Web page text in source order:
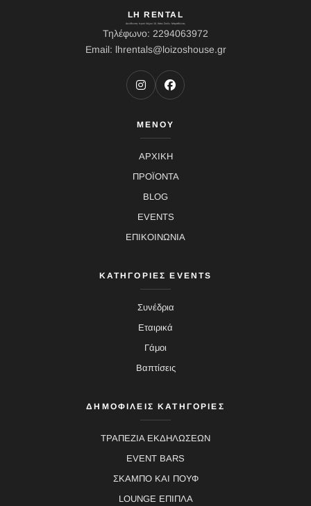
LH RENTAL
Διεύθυνση: Ιερού Λόχου 10, Κάτω Σούλι, Μαραθώνας
Τηλέφωνο: 2294063972
Email: lhrentals@loizoshouse.gr
ΜΕΝΟΥ
ΑΡΧΙΚΗ
ΠΡΟΪΟΝΤΑ
BLOG
EVENTS
ΕΠΙΚΟΙΝΩΝΙΑ
ΚΑΤΗΓΟΡΙΕΣ EVENTS
Συνέδρια
Εταιρικά
Γάμοι
Βαπτίσεις
ΔΗΜΟΦΙΛΕΙΣ ΚΑΤΗΓΟΡΙΕΣ
ΤΡΑΠΕΖΙΑ ΕΚΔΗΛΩΣΕΩΝ
EVENT BARS
ΣΚΑΜΠΟ ΚΑΙ ΠΟΥΦ
LOUNGE ΕΠΙΠΛΑ